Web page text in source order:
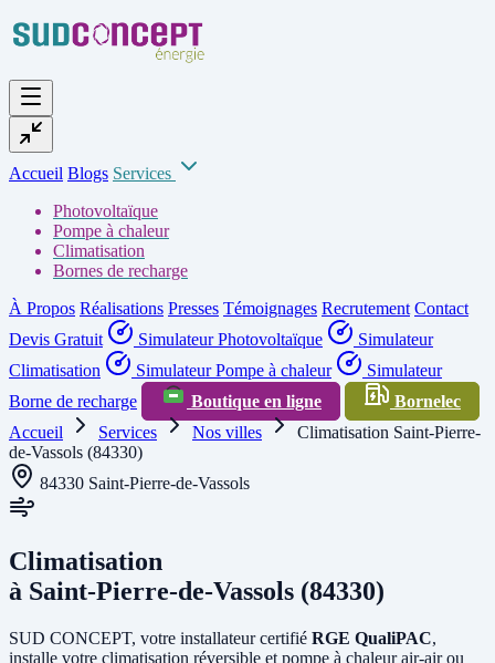
Accueil Blogs Services
Photovoltaïque
Pompe à chaleur
Climatisation
Bornes de recharge
À Propos Réalisations Presses Témoignages Recrutement Contact
Devis Gratuit
Simulateur Photovoltaïque
Simulateur
Climatisation
Simulateur Pompe à chaleur
Simulateur
Borne de recharge
Boutique en ligne
Bornelec
Accueil
Services Nos villes
Climatisation Saint-Pierre-
de-Vassols (84330)
84330 Saint-Pierre-de-Vassols
Climatisation
à Saint-Pierre-de-Vassols (84330)
SUD CONCEPT, votre installateur certifié RGE QualiPAC,
installe votre climatisation réversible et pompe à chaleur air-air ou